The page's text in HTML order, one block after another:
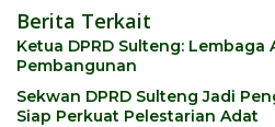
Berita Terkait
Ketua DPRD Sulteng:
Pembangunan
Sekwan DPRD Sulteng Jadi
Siap Perkuat Pelestarian Adat